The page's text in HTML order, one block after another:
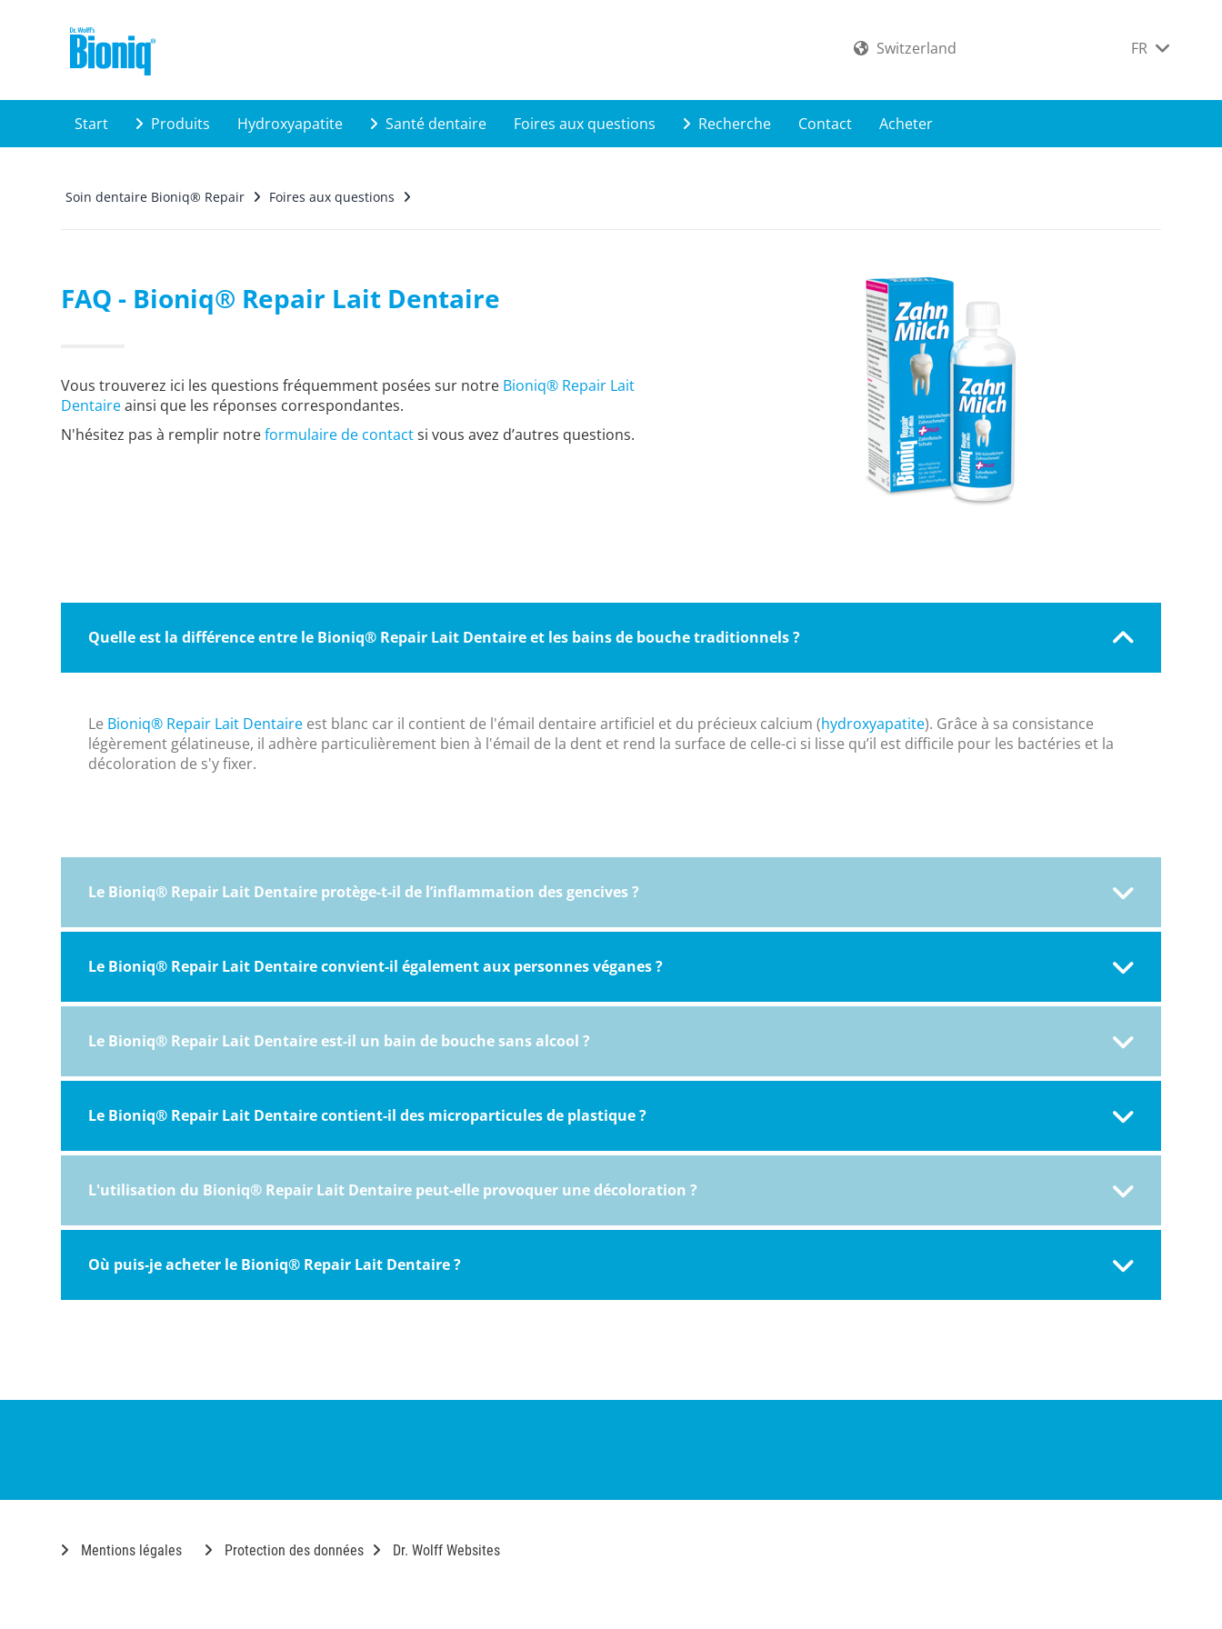
Switzerland
FR
Start Produits Hydroxyapatite Santé dentaire Foires aux questions Recherche Contact Acheter
Soin dentaire Bioniq® Repair Foires aux questions
FAQ - Bioniq® Repair Lait Dentaire
Vous trouverez ici les questions fréquemment posées sur notre Bioniq® Repair Lait
Dentaireainsi que les réponses correspondantes.
N'hésitez pas à remplir notreformulaire de contactsi vous avez d’autres questions.
Quelle est la différence entre le Bioniq® Repair Lait Dentaire et les bains de bouche traditionnels ?
Le Bioniq® Repair Lait Dentaire est blanc car il contient de l'émail dentaire artificiel et du précieux calcium (hydroxyapatite). Grâce à sa consistance
légèrement gélatineuse, il adhère particulièrement bien à l'émail de la dent et rend la surface de celle-ci si lisse qu’il est difficile pour les bactéries et la
décoloration de s'y fixer.
Le Bioniq® Repair Lait Dentaire protège-t-il de l’inflammation des gencives ?
Le Bioniq® Repair Lait Dentaire convient-il également aux personnes véganes ?
Le Bioniq® Repair Lait Dentaire est-il un bain de bouche sans alcool ?
Le Bioniq® Repair Lait Dentaire contient-il des microparticules de plastique ?
L'utilisation du Bioniq® Repair Lait Dentaire peut-elle provoquer une décoloration ?
Où puis-je acheter le Bioniq® Repair Lait Dentaire ?
Mentions légales Protection des données Dr. Wolff Websites